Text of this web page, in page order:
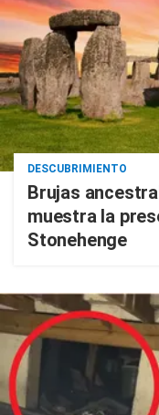
DESCUBRIMIENTO
Brujas
muestra la
Stonehenge